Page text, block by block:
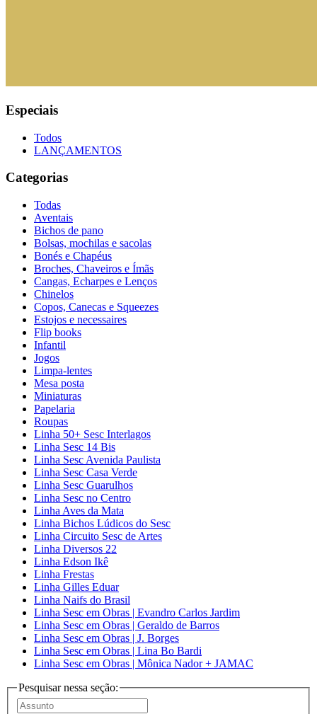
Especiais
Todos
LANÇAMENTOS
Categorias
Todas
Aventais
Bichos de pano
Bolsas, mochilas e sacolas
Bonés e Chapéus
Broches, Chaveiros e Ímãs
Cangas, Echarpes e Lenços
Chinelos
Copos, Canecas e Squeezes
Estojos e necessaires
Flip books
Infantil
Jogos
Limpa-lentes
Mesa posta
Miniaturas
Papelaria
Roupas
Linha 50+ Sesc Interlagos
Linha Sesc 14 Bis
Linha Sesc Avenida Paulista
Linha Sesc Casa Verde
Linha Sesc Guarulhos
Linha Sesc no Centro
Linha Aves da Mata
Linha Bichos Lúdicos do Sesc
Linha Circuito Sesc de Artes
Linha Diversos 22
Linha Edson Ikê
Linha Frestas
Linha Gilles Eduar
Linha Naifs do Brasil
Linha Sesc em Obras | Evandro Carlos Jardim
Linha Sesc em Obras | Geraldo de Barros
Linha Sesc em Obras | J. Borges
Linha Sesc em Obras | Lina Bo Bardi
Linha Sesc em Obras | Mônica Nador + JAMAC
Pesquisar nessa seção: